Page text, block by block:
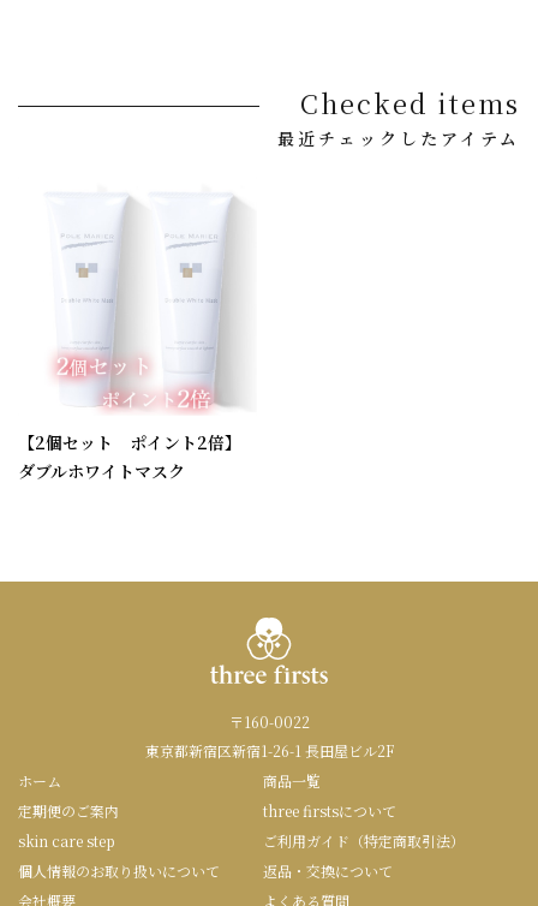
Checked items
最近チェックしたアイテム
【2個セット ポイント2倍】
ダブルホワイトマスク
〒160-0022
東京都新宿区新宿1-26-1 長田屋ビル2F
ホーム
商品一覧
定期便のご案内
three firstsについて
skin care step
ご利用ガイド（特定商取引法）
個人情報のお取り扱いについて
返品・交換について
会社概要
よくある質問